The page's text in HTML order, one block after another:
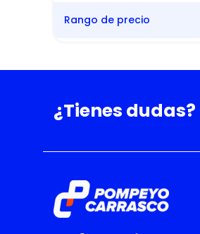
Rango de precio
¿Tienes dudas?